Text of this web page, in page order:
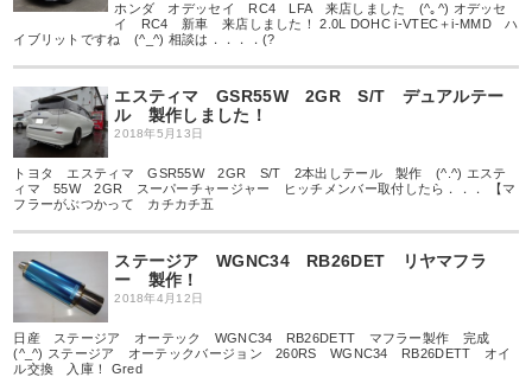
ホンダ オデッセイ RC4 LFA 来店しました (^｡^) オデッセ
イ RC4 新車 来店しました！ 2.0L DOHC i-VTEC＋i-MMD ハ
イブリットですね (^_^) 相談は．．．．(?
エスティマ GSR55W 2GR S/T デュアルテー
ル 製作しました！
2018年5月13日
トヨタ エスティマ GSR55W 2GR S/T 2本出しテール 製作 (^.^) エステ
ィマ 55W 2GR スーパーチャージャー ヒッチメンバー取付したら．．． 【マ
フラーがぶつかって カチカチ五
ステージア WGNC34 RB26DET リヤマフラ
ー 製作！
2018年4月12日
日産 ステージア オーテック WGNC34 RB26DETT マフラー製作 完成
(^_^) ステージア オーテックバージョン 260RS WGNC34 RB26DETT オイ
ル交換 入庫！ Gred